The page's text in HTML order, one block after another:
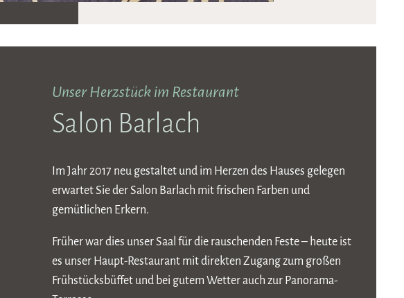
Unser Herzstück im Restaurant
Salon Barlach
Im Jahr 2017 neu gestaltet und im Herzen des Hauses gelegen
erwartet Sie der Salon Barlach mit frischen Farben und
gemütlichen Erkern.
Früher war dies unser Saal für die rauschenden Feste – heute ist
es unser Haupt-Restaurant mit direkten Zugang zum großen
Frühstücksbüffet und bei gutem Wetter auch zur Panorama-